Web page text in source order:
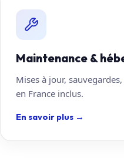
Maintenance &
Mises à jour,
en France inclus.
En savoir plus →